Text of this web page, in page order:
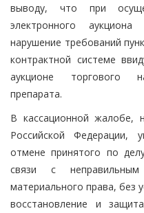
выводу, что при
электронного
нарушение требований
контрактной системе
аукционе торгового
препарата.
В кассационной жалобе,
Российской Федерации,
отмене принятого по
связи с
материального права, без
восстановление и